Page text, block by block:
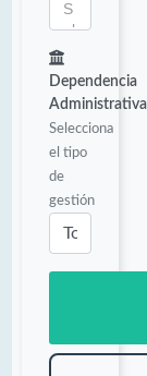
Dependencia
Administrativa
Selecciona
el tipo
de
gestión